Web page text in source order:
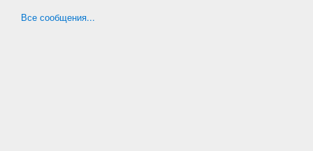
Все сообщения...